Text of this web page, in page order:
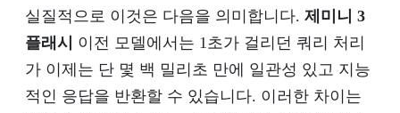
실질적으로 이것은 다음을 의미합니다. 제미니 3
플래시 이전 모델에서는 1초가 걸리던 쿼리 처리
가 이제는 단 몇 백 밀리초 만에 일관성 있고 지능
적인 응답을 반환할 수 있습니다. 이러한 차이는